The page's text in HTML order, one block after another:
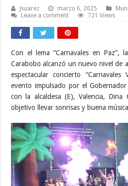
Jsuarez marzo 6, 2025
Leave a comment
721 Views
Con el lema “Carnavales en Paz”,
Carabobo alcanzó un nuevo nivel de
espectacular concierto “Carnavales
evento impulsado por el
con la alcaldesa (E), Valencia,
objetivo llevar sonrisas y buena